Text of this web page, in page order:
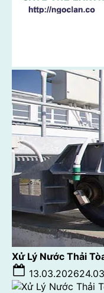
Xử Lý Nước Thải
Posted
on
13.03.2026